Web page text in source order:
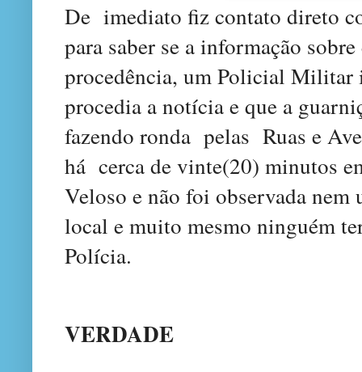
De imediato fiz contato direto
para saber se a informação
procedência, um Policial Militar
procedia a notícia e que a
fazendo ronda pelas Ruas e
há cerca de vinte(20) minutos
Veloso e não foi observada
local e muito mesmo ninguém
Polícia.
VERDADE